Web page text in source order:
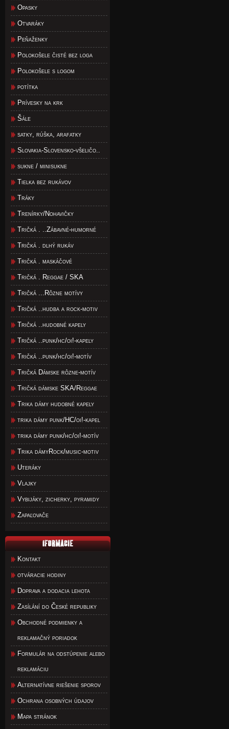
Opasky
Otvaráky
Peňaženky
Polokošele čisté bez loga
Polokošele s logom
potítka
Prívesky na krk
Šále
satky, rúška, arafatky
Slovakia-Slovensko-všeličo..
sukne / minisukne
Tielka bez rukávov
Tráky
Trenírky/Nohavičky
Tričká . ..Zábavné-humorné
Tričká . dlhý rukáv
Tričká . maskáčové
Tričká . Reggae / SKA
Tričká ...Rôzne motívy
Tričká ..hudba a rock-motiv
Tričká ..hudobné kapely
Tričká ..punk/hc/oi!-kapely
Tričká ..punk/hc/oi!-motív
Tričká Dámske rôzne-motív
Tričká dámske SKA/Reggae
Trika dámy hudobné kapely
trika dámy punk/HC/oi!-kapel
trika dámy punk/hc/oi!-motív
Trika dámyRock/music-motiv
Uteráky
Vlajky
Vybijáky, zicherky, pyramidy
Zapaľovače
Kontakt
otváracie hodiny
Doprava a dodacia lehota
Zasílání do České republiky
Obchodné podmienky a
reklamačný poriadok
Formulár na odstúpenie alebo
reklamáciu
Alternatívne riešenie sporov
Ochrana osobných údajov
Mapa stránok